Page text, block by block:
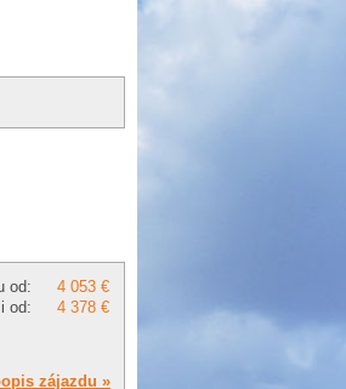
od:
4 053 €
od:
4 378 €
zájazdu »